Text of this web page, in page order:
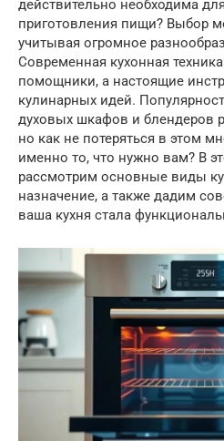
действительно необходима
приготовления пищи? Выбор
учитывая огромное
Современная кухонная
помощники, а настоящие
кулинарных идей.
духовых шкафов и блендеров
но как не потеряться в этом
именно то, что нужно вам? В
рассмотрим основные виды
назначение, а также дадим
ваша кухня стала